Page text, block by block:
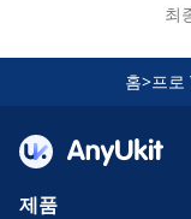
최
홈>프로
제품